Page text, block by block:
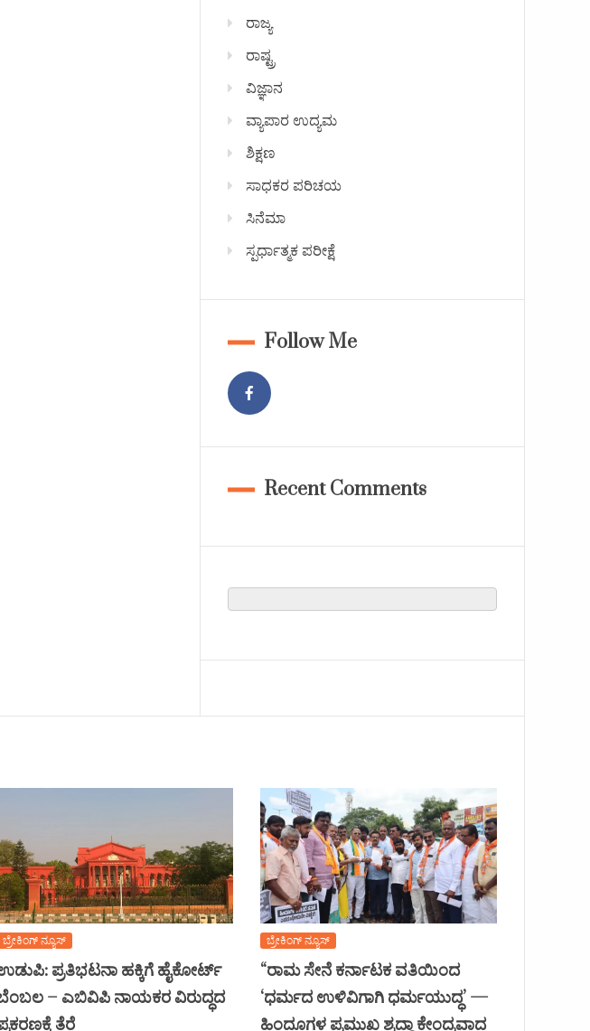
ರಾಜ್ಯ
ರಾಷ್ಟ್ರ
ವಿಜ್ಞಾನ
ವ್ಯಾಪಾರ ಉದ್ಯಮ
ಶಿಕ್ಷಣ
ಸಾಧಕರ ಪರಿಚಯ
ಸಿನೆಮಾ
ಸ್ಪರ್ಧಾತ್ಮಕ ಪರೀಕ್ಷೆ
Follow Me
Recent Comments
ಬ್ರೇಕಿಂಗ್ ನ್ಯೂಸ್
ಪ್ರತಿಭಟನಾ ಹಕ್ಕಿಗೆ ಹೈಕೋರ್ಟ್
– ಎಬಿವಿಪಿ ನಾಯಕರ ವಿರುದ್ಧದ
ತೆರೆ
ಬ್ರೇಕಿಂಗ್ ನ್ಯೂಸ್
“ರಾಮ ಸೇನೆ ಕರ್ನಾಟಕ ವತಿಯಿಂದ
‘ಧರ್ಮದ ಉಳಿವಿಗಾಗಿ ಧರ್ಮಯುದ್ಧ’ —
ಹಿಂದೂಗಳ ಪ್ರಮುಖ ಶ್ರದ್ಧಾ ಕೇಂದ್ರವಾದ